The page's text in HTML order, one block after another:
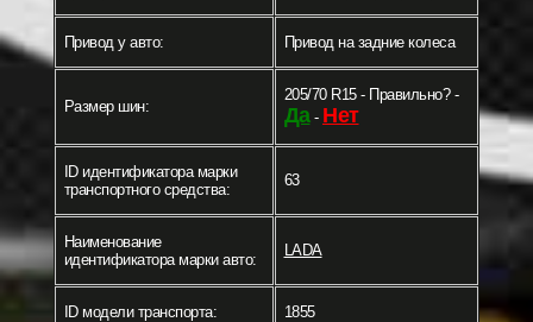
Привод у авто: Привод на задние колеса
Размер шин:
205/70 R15 - Правильно? -
Да- Нет
ID идентификатора марки
транспортного средства:
63
Наименование
идентификатора марки авто:
LADA
ID модели транспорта: 1855